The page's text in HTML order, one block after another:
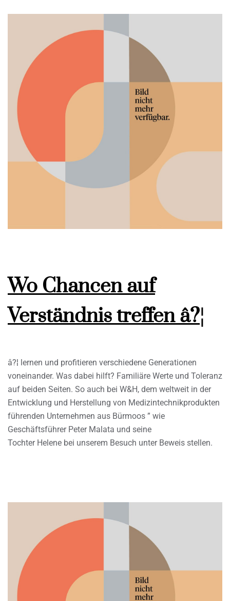
Wo Chancen auf
Verständnis treffen â?¦
â?¦ lernen und profitieren verschiedene Generationen
voneinander. Was dabei hilft? Familiäre Werte und Toleranz
auf beiden Seiten. So auch bei W&H, dem weltweit in der
Entwicklung und Herstellung von Medizintechnikprodukten
führenden Unternehmen aus Bürmoos ” wie
Geschäftsführer Peter Malata und seine
Tochter Helene bei unserem Besuch unter Beweis stellen.